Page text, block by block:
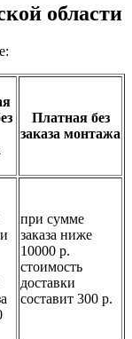
области
Платная без
заказа монтажа
при сумме
заказа ниже
10000 р.
стоимость
доставки
составит 300 р.